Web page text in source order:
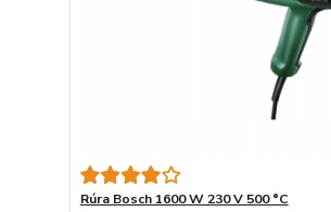
Rúra Bosch 1600 W 230 V 500 °C